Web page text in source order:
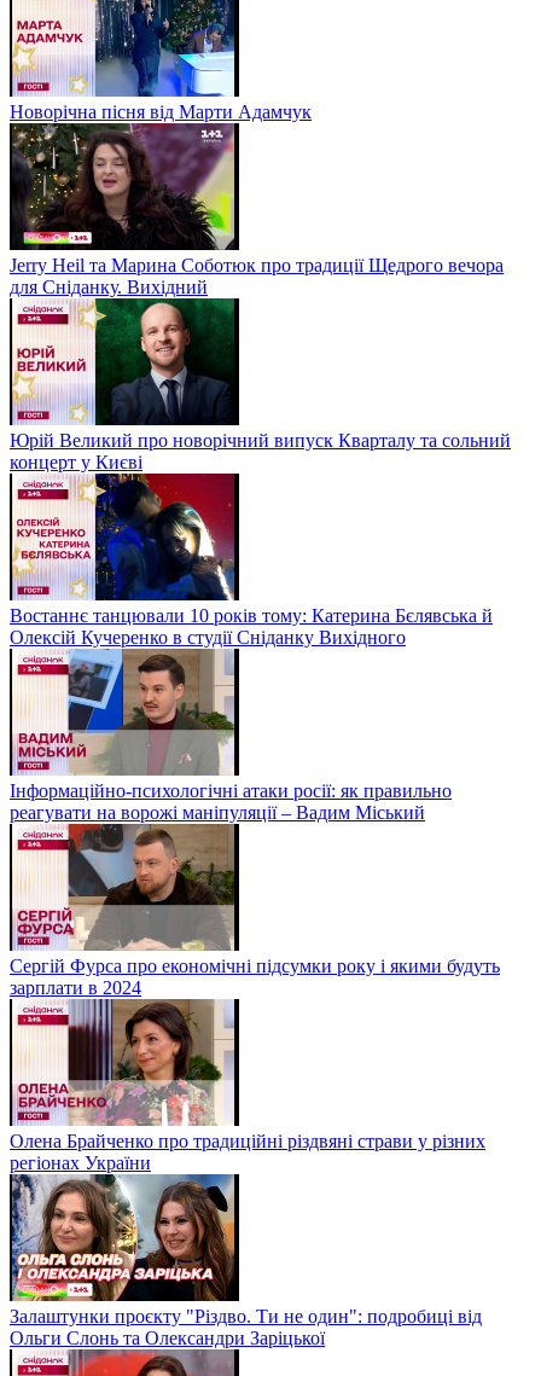
Новорічна пісня від Марти Адамчук
Jerry Heil та Марина Соботюк про традиції Щедрого вечора
для Сніданку. Вихідний
Юрій Великий про новорічний випуск Кварталу та сольний
концерт у Києві
Востаннє танцювали 10 років тому: Катерина Бєлявська й
Олексій Кучеренко в студії Сніданку Вихідного
Інформаційно-психологічні атаки росії: як правильно
реагувати на ворожі маніпуляції – Вадим Міський
Сергій Фурса про економічні підсумки року і якими будуть
зарплати в 2024
Олена Брайченко про традиційні різдвяні страви у різних
регіонах України
Залаштунки проєкту "Різдво. Ти не один": подробиці від
Ольги Слонь та Олександри Заріцької